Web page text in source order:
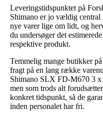
Leveringstidspunktet på
Shimano er jo vældig
nye varer lige om lidt, og
du undersøger det
respektive produkt.
Temmelig mange butikker
fragt på en lang række
Shimano SLX FD-M670 3 x
men som trods alt
konkret tidspunkt, så de
inden personalet har fri.